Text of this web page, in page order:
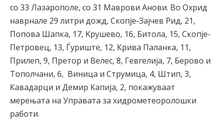
со 33 Лазарополе, со 31 Mаврови Анови. Во Охрид
наврнале 29 литри дожд, Скопје-Зајчев Рид, 21,
Попова Шапка, 17, Kрушево, 16, Битола, 15, Скопје-
Петровец, 13, Ѓуриште, 12, Крива Паланка, 11,
Прилеп, 9, Претор и Велес, 8, Гевгелија, 7, Берово и
Тополчани, 6, Виница и Струмица, 4, Штип, 3,
Кавадарци и Демир Капија, 2, покажуваат
мерењата на Управата за хидрометеоролошки
работи.